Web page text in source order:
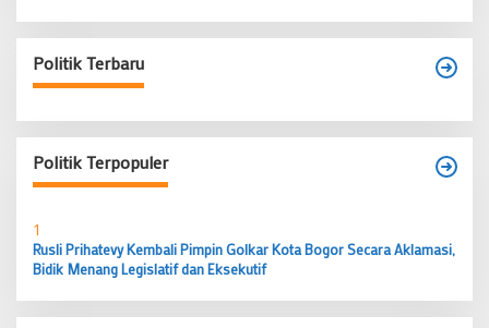
Politik Terbaru
Politik Terpopuler
1
Rusli Prihatevy Kembali Pimpin Golkar Kota Bogor Secara Aklamasi,
Bidik Menang Legislatif dan Eksekutif